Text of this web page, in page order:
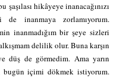
şaşılası hikâyeye inanacağınızı
de inanmaya zorlamıyorum.
inanmadığım bir şeye sizleri
delilik olur. Buna karşın
düş de görmedim. Ama yarın
bugün içimi dökmek istiyorum.